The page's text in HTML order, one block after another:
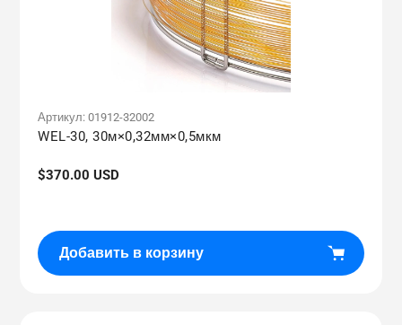
Артикул: 01912-32002
WEL-30, 30м×0,32мм×0,5мкм
Обычная
$370.00 USD
Добавить в корзину